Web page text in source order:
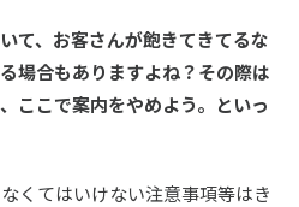
、お客さんが飽きてきてるな
場合もありますよね？その際は
ここで案内をやめよう。といっ
くてはいけない注意事項等はき